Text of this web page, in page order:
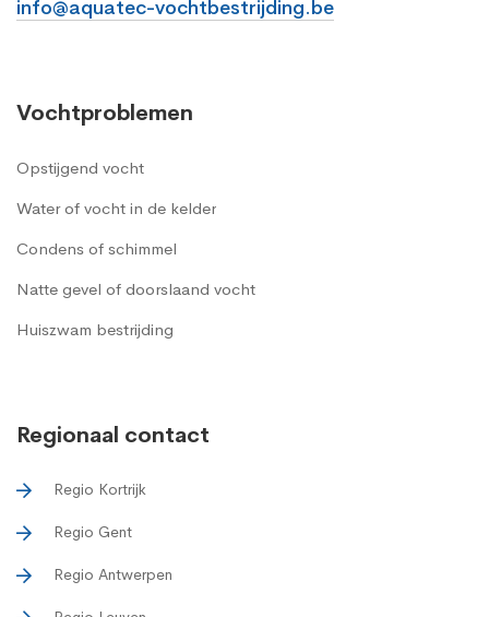
info@aquatec-vochtbestrijding.be
Vochtproblemen
Opstijgend vocht
Water of vocht in de kelder
Condens of schimmel
Natte gevel of doorslaand vocht
Huiszwam bestrijding
Regionaal contact
Regio Kortrijk
Regio Gent
Regio Antwerpen